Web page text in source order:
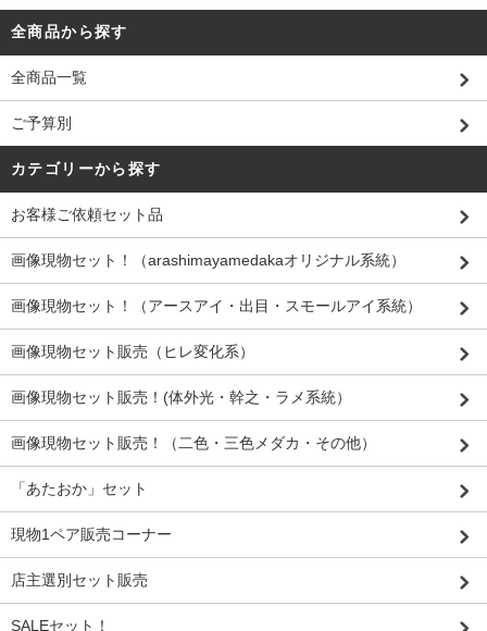
全商品から探す
全商品一覧
ご予算別
カテゴリーから探す
お客様ご依頼セット品
画像現物セット！（arashimayamedakaオリジナル系統）
画像現物セット！（アースアイ・出目・スモールアイ系統）
画像現物セット販売（ヒレ変化系）
画像現物セット販売！(体外光・幹之・ラメ系統）
画像現物セット販売！（二色・三色メダカ・その他）
「あたおか」セット
現物1ペア販売コーナー
店主選別セット販売
SALEセット！